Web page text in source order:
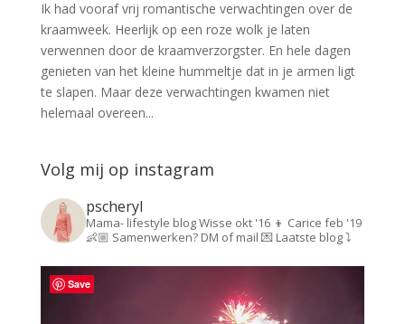
Ik had vooraf vrij romantische verwachtingen over de
kraamweek. Heerlijk op een roze wolk je laten
verwennen door de kraamverzorgster. En hele dagen
genieten van het kleine hummeltje dat in je armen ligt
te slapen. Maar deze verwachtingen kwamen niet
helemaal overeen...
Volg mij op instagram
pscheryl
Mama- lifestyle blogWisse okt '16 👦 Carice feb '19
👶🏼 Samenwerken? DM of mail 💌Laatste blog ⤵️
Save